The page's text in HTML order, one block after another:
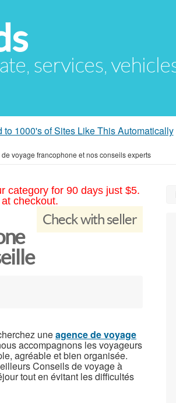
services,
to 1000's of Sites Like This Automatically
voyage francophone et nos conseils experts
category for 90 days just $5.
at checkout.
Check with seller
uneagence de voyage
accompagnons les voyageurs
agréable et bien organisée.
Conseils de voyage à
tout en évitant les difficultés